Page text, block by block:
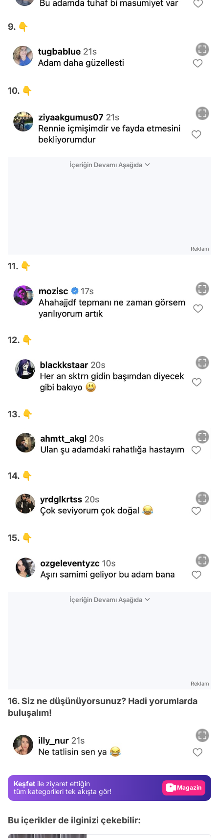
9. 👇
10. 👇
İçeriğin Devamı Aşağıda
Reklam
11. 👇
12. 👇
13. 👇
14. 👇
15. 👇
İçeriğin Devamı Aşağıda
Reklam
16. Siz ne düşünüyorsunuz? Hadi yorumlarda
buluşalım!
Keşfet ile ziyaret ettiğin
tüm kategorileri tek akışta gör!
Test
Gündem
Video
Bu içerikler de ilginizi çekebilir: